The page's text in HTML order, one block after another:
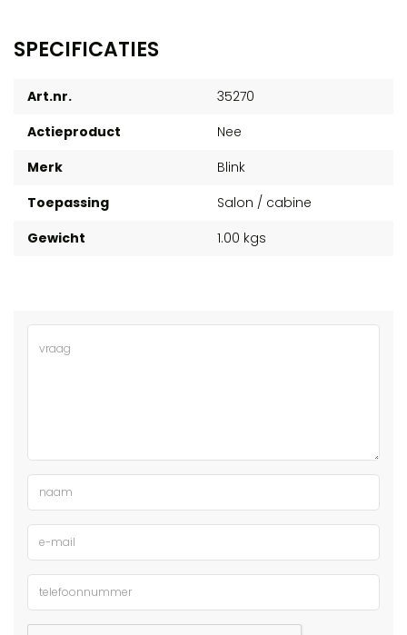
SPECIFICATIES
Art.nr.
35270
Actieproduct
Nee
Merk
Blink
Toepassing
Salon / cabine
Gewicht
1.00 kgs